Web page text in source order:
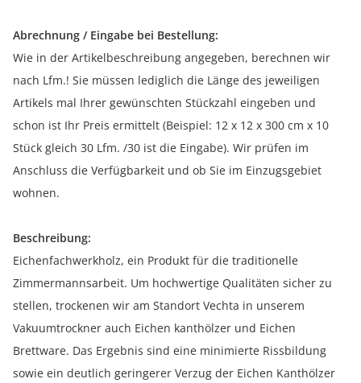
Abrechnung / Eingabe bei Bestellung:
Wie in der Artikelbeschreibung angegeben, berechnen wir
nach Lfm.! Sie müssen lediglich die Länge des jeweiligen
Artikels mal Ihrer gewünschten Stückzahl eingeben und
schon ist Ihr Preis ermittelt (Beispiel: 12 x 12 x 300 cm x 10
Stück gleich 30 Lfm. /30 ist die Eingabe). Wir prüfen im
Anschluss die Verfügbarkeit und ob Sie im Einzugsgebiet
wohnen.
Beschreibung:
Eichenfachwerkholz, ein Produkt für die traditionelle
Zimmermannsarbeit. Um hochwertige Qualitäten sicher zu
stellen, trockenen wir am Standort Vechta in unserem
Vakuumtrockner auch Eichen kanthölzer und Eichen
Brettware. Das Ergebnis sind eine minimierte Rissbildung
sowie ein deutlich geringerer Verzug der Eichen Kanthölzer